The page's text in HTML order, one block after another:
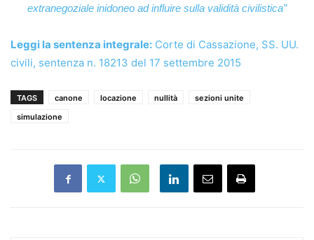
extranegoziale inidoneo ad influire sulla validità civilistica”
Leggi la sentenza integrale: Corte di Cassazione, SS. UU.
civili, sentenza n. 18213 del 17 settembre 2015
TAGS canone locazione nullità
sezioni unite
simulazione